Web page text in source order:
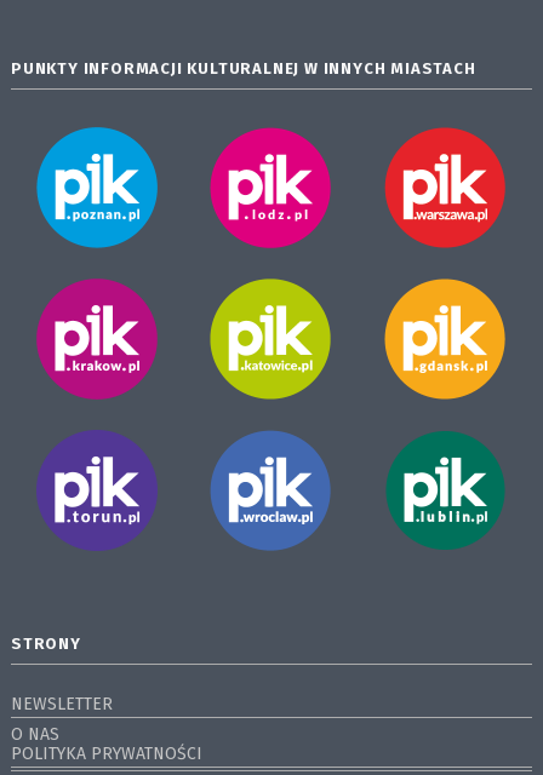
PUNKTY INFORMACJI KULTURALNEJ W INNYCH MIASTACH
STRONY
NEWSLETTER
O NAS
POLITYKA PRYWATNOŚCI